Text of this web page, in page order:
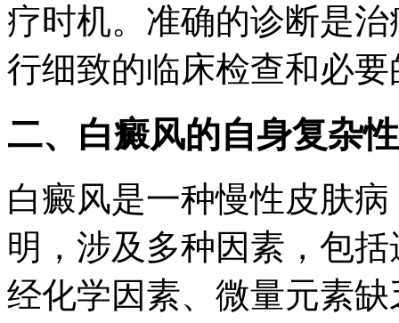
疗时机。准确的诊断是
行细致的临床检查和必
二、白癜风的自身复杂性
白癜风是一种慢性皮肤
明，涉及多种因素，包
经化学因素、微量元素